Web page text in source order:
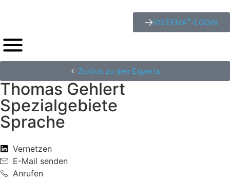
VISTEMA®-LOGIN
Zurück zu den Experts
Thomas Gehlert
Spezialgebiete
Sprache
Vernetzen
E-Mail senden
Anrufen